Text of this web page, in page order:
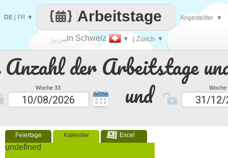
Anzahl der Arbeitstage
Woche 33 und Woche
Feiertage Kalender Excel
undefined
Jeden
Tag
..in Schweiz ▼ | Zürich ▼
Arbeitstage
DE FR ▼ Angestellter ▼